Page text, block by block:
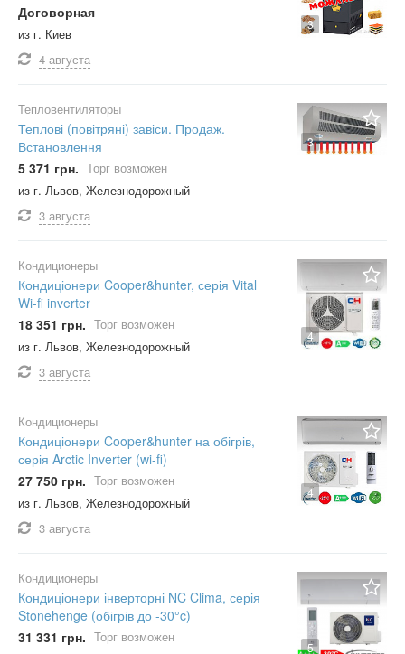
3
Договорная
из г. Киев
4 августа
3
Тепловентиляторы
Теплові (повітряні) завіси. Продаж.
Встановлення
5 371 грн. Торг возможен
из г. Львов, Железнодорожный
3 августа
4
Кондиционеры
Кондиціонери Cooper&hunter, серія Vital
Wi-fi inverter
18 351 грн. Торг возможен
из г. Львов, Железнодорожный
3 августа
4
Кондиционеры
Кондиціонери Cooper&hunter на обігрів,
серія Arctic Inverter (wi-fi)
27 750 грн. Торг возможен
из г. Львов, Железнодорожный
3 августа
5
Кондиционеры
Кондиціонери інверторні NC Clima, серія
Stonehenge (обігрів до -30°c)
31 331 грн. Торг возможен